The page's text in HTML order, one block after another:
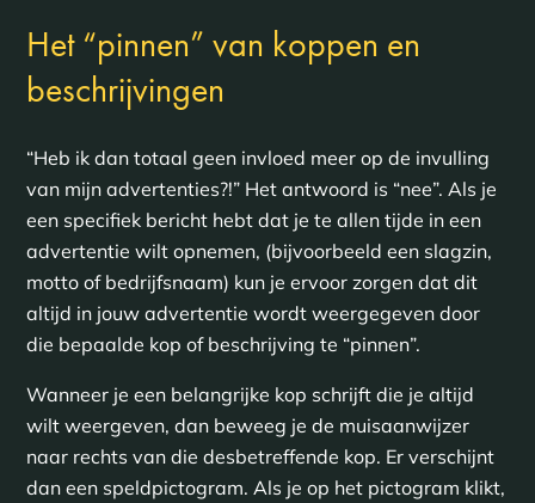
Het “pinnen” van koppen en
beschrijvingen
“Heb ik dan totaal geen invloed meer op de invulling
van mijn advertenties?!” Het antwoord is “nee”. Als je
een specifiek bericht hebt dat je te allen tijde in een
advertentie wilt opnemen, (bijvoorbeeld een slagzin,
motto of bedrijfsnaam) kun je ervoor zorgen dat dit
altijd in jouw advertentie wordt weergegeven door
die bepaalde kop of beschrijving te “pinnen”.
Wanneer je een belangrijke kop schrijft die je altijd
wilt weergeven, dan beweeg je de muisaanwijzer
naar rechts van die desbetreffende kop. Er verschijnt
dan een speldpictogram. Als je op het pictogram klikt,